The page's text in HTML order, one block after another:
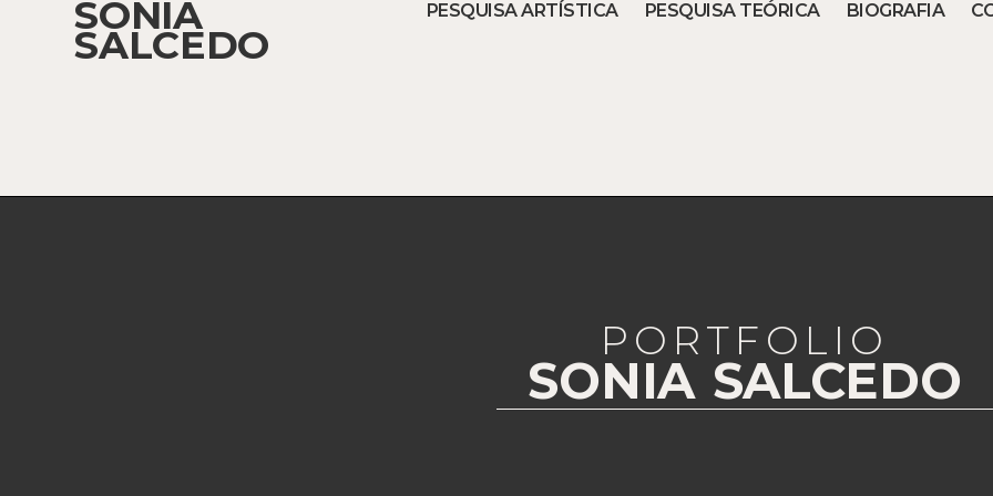
SONIA
SALCEDO
PESQUISA ARTÍSTICA PESQUISA TEÓRICA BIOGRAFIA
PORTFOLIO
SONIA SALCEDO